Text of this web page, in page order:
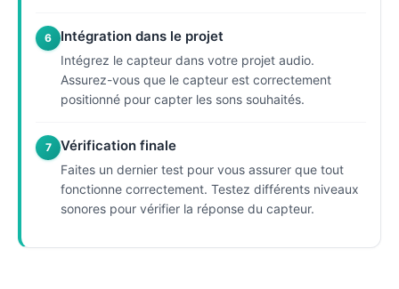
6 Intégration dans le projet
Intégrez le capteur dans votre projet audio.
Assurez-vous que le capteur est correctement
positionné pour capter les sons souhaités.
7 Vérification finale
Faites un dernier test pour vous assurer que tout
fonctionne correctement. Testez différents niveaux
sonores pour vérifier la réponse du capteur.